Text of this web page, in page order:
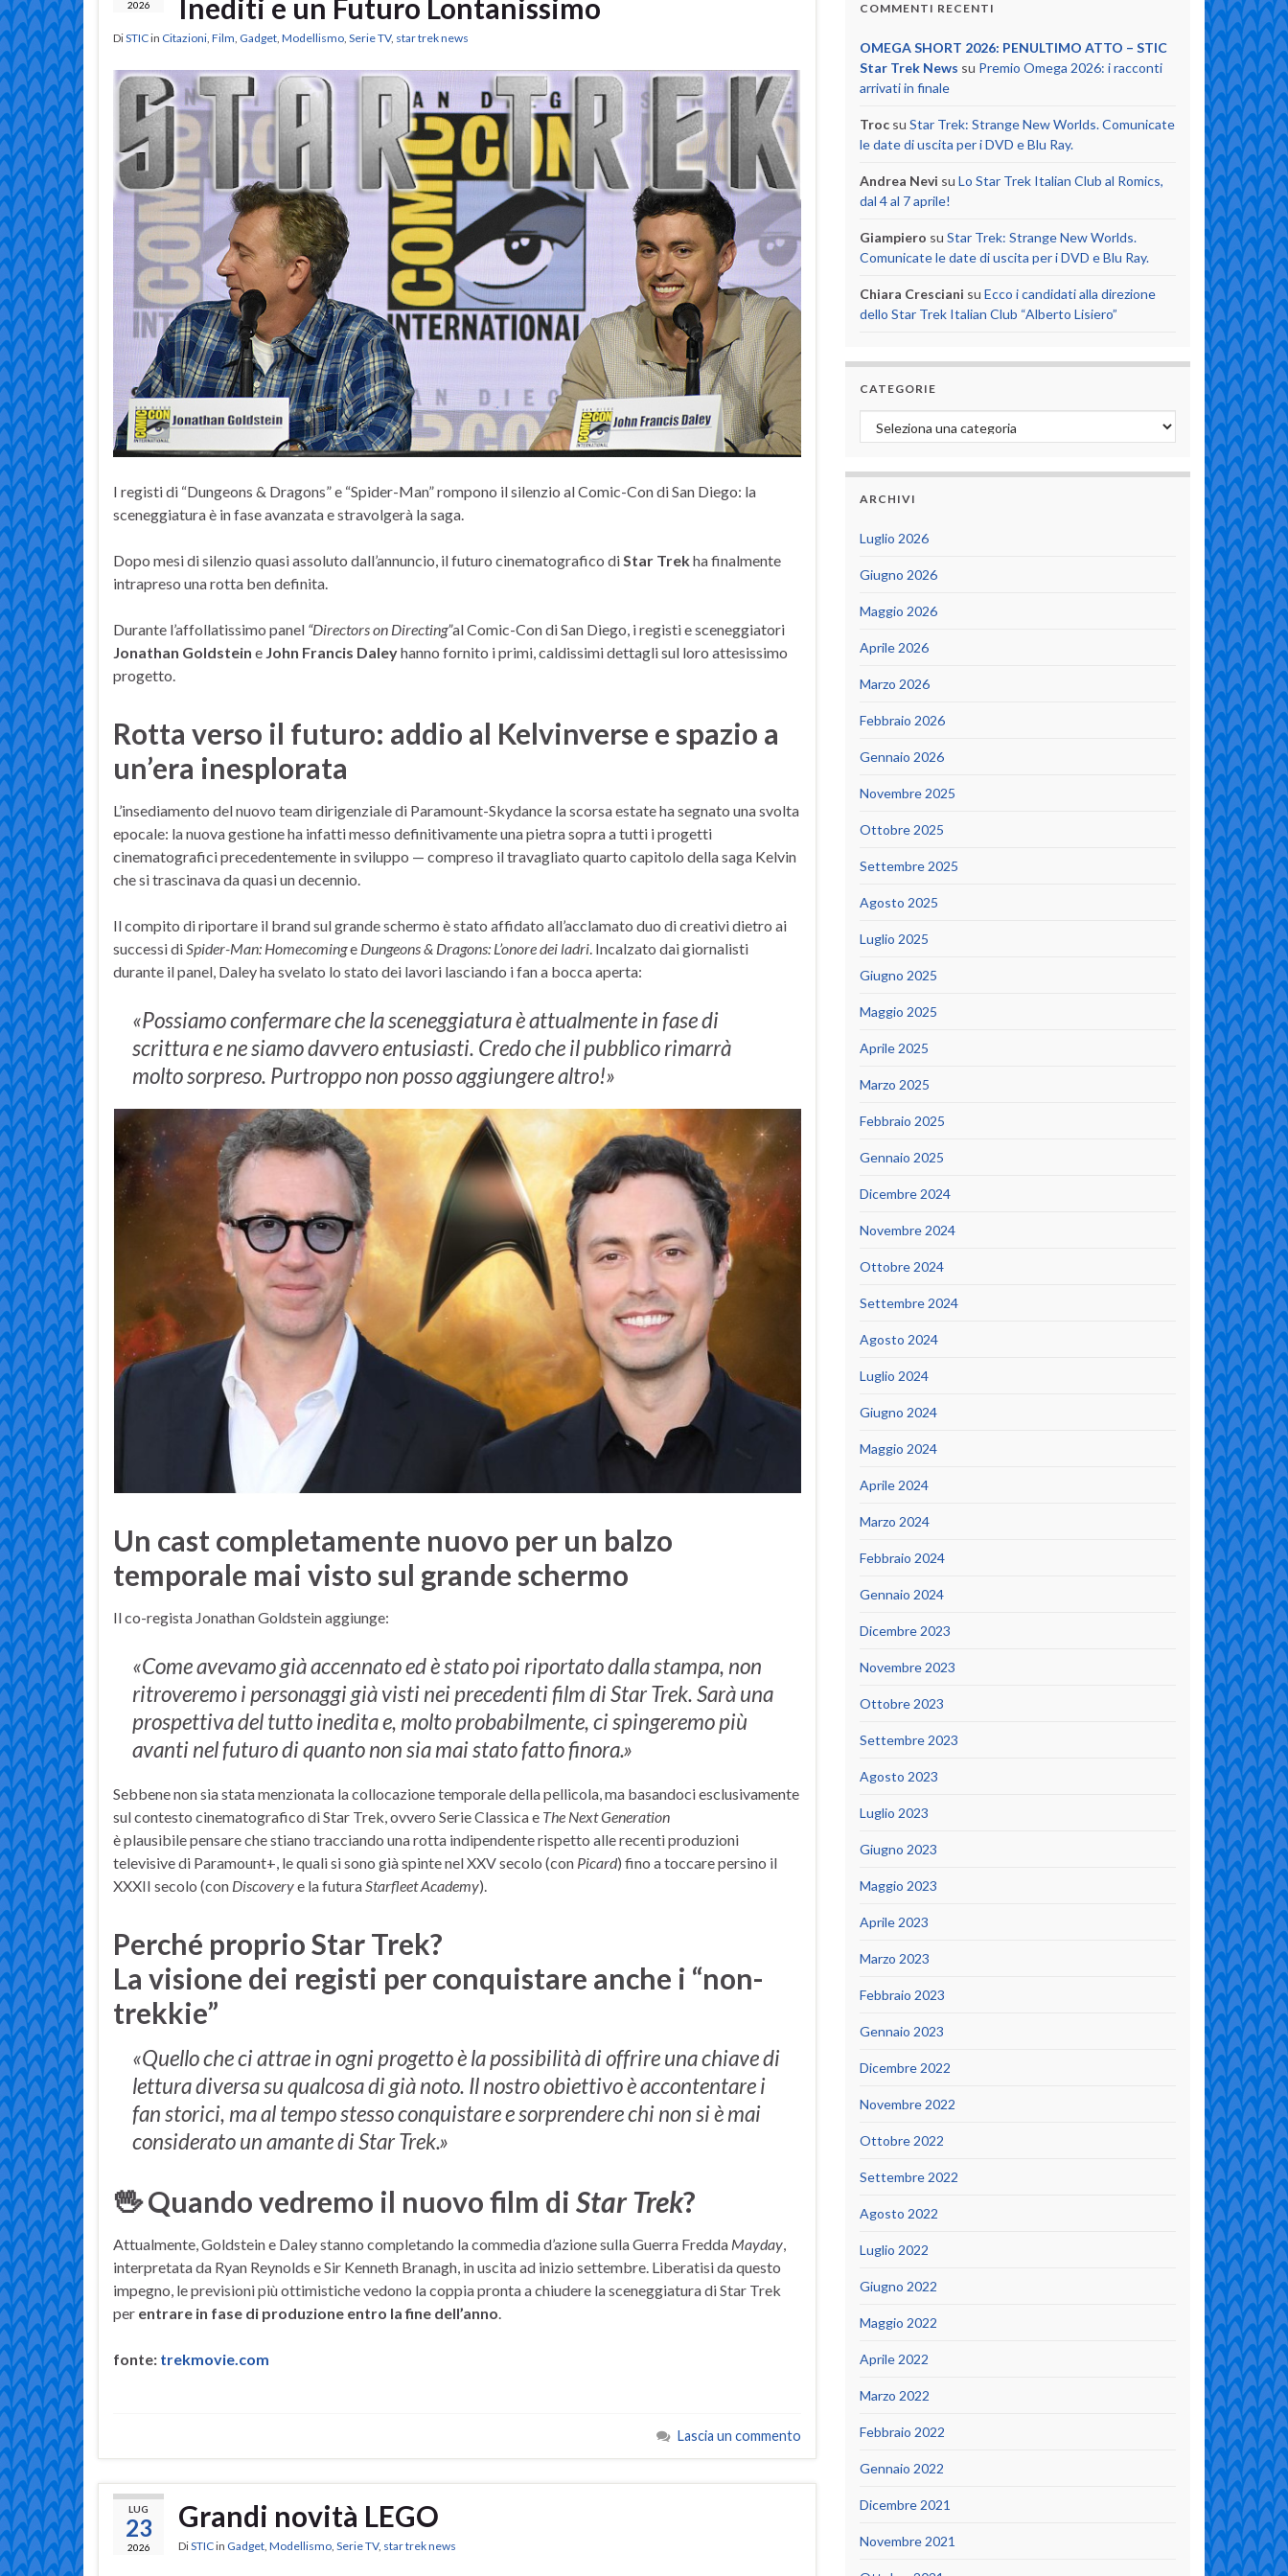
2026
Inediti e un Futuro Lontanissimo
DiSTICin Citazioni, Film, Gadget, Modellismo, Serie TV, star trek news
I registi di “Dungeons & Dragons” e “Spider-Man” rompono il silenzio al Comic-Con di San Diego: la
sceneggiatura è in fase avanzata e stravolgerà la saga.
Dopo mesi di silenzio quasi assoluto dall’annuncio, il futuro cinematografico diStar Trekha finalmente
intrapreso una rotta ben definita.
Durante l’affollatissimo panel “Directors on Directing”al Comic-Con di San Diego, i registi e sceneggiatori
Jonathan Goldstein e John Francis Daleyhanno fornito i primi, caldissimi dettagli sul loro attesissimo
progetto.
Rotta verso il futuro: addio al Kelvinverse e spazio a
un’era inesplorata
L’insediamento del nuovo team dirigenziale di Paramount-Skydance la scorsa estate ha segnato una svolta
epocale: la nuova gestione ha infatti messo definitivamente una pietra sopra a tutti i progetti
cinematografici precedentemente in sviluppo — compreso il travagliato quarto capitolo della saga Kelvin
che si trascinava da quasi un decennio.
Il compito di riportare il brand sul grande schermo è stato affidato all’acclamato duo di creativi dietro ai
successi diSpider-Man: Homecominge Dungeons & Dragons: L’onore dei ladri. Incalzato dai giornalisti
durante il panel, Daley ha svelato lo stato dei lavori lasciando i fan a bocca aperta:
«Possiamo confermare che la sceneggiatura è attualmente in fase di
scrittura e ne siamo davvero entusiasti. Credo che il pubblico rimarrà
molto sorpreso. Purtroppo non posso aggiungere altro!»
Un cast completamente nuovo per un balzo
temporale mai visto sul grande schermo
Il co-regista Jonathan Goldstein aggiunge:
«Come avevamo già accennato ed è stato poi riportato dalla stampa, non
ritroveremo i personaggi già visti nei precedenti film di Star Trek. Sarà una
prospettiva del tutto inedita e, molto probabilmente, ci spingeremo più
avanti nel futuro di quanto non sia mai stato fatto finora.»
Sebbene non sia stata menzionata la collocazione temporale della pellicola, ma basandoci esclusivamente
sul contesto cinematografico di Star Trek, ovvero Serie Classica e The Next Generation
è plausibile pensare che stiano tracciando una rotta indipendente rispetto alle recenti produzioni
televisive di Paramount+, le quali si sono già spinte nel XXV secolo (con Picard) fino a toccare persino il
XXXII secolo (con Discoverye la futura Starfleet Academy).
Perché proprio Star Trek?
La visione dei registi per conquistare anche i “non-
trekkie”
«Quello che ci attrae in ogni progetto è la possibilità di offrire una chiave di
lettura diversa su qualcosa di già noto. Il nostro obiettivo è accontentare i
fan storici, ma al tempo stesso conquistare e sorprendere chi non si è mai
considerato un amante di Star Trek.»
🖖 Quando vedremo il nuovo film di Star Trek?
Attualmente, Goldstein e Daley stanno completando la commedia d’azione sulla Guerra Fredda Mayday
interpretata da Ryan Reynolds e Sir Kenneth Branagh, in uscita ad inizio settembre. Liberatisi da questo
impegno, le previsioni più ottimistiche vedono la coppia pronta a chiudere la sceneggiatura di Star Trek
per entrare in fase di produzione entro la fine dell’anno
fonte: trekmovie.com
Lascia un commento
LUG
23
2026
Grandi novità LEGO
DiSTICin Gadget Modellismo Serie TV, star trek news
COMMENTI RECENTI
OMEGA SHORT 2026: PENULTIMO ATTO – STIC
Star Trek News su Premio Omega 2026: i racconti
arrivati in finale
Troc su Star Trek: Strange New Worlds. Comunicate
le date di uscita per i DVD e Blu Ray.
Andrea Nevi su Lo Star Trek Italian Club al Romics,
dal 4 al 7 aprile!
Giampiero su Star Trek: Strange New Worlds.
Comunicate le date di uscita per i DVD e Blu Ray.
Chiara Cresciani su Ecco i candidati alla direzione
dello Star Trek Italian Club “Alberto Lisiero”
CATEGORIE
Categorie
ARCHIVI
Luglio 2026
Giugno 2026
Maggio 2026
Aprile 2026
Marzo 2026
Febbraio 2026
Gennaio 2026
Novembre 2025
Ottobre 2025
Settembre 2025
Agosto 2025
Luglio 2025
Giugno 2025
Maggio 2025
Aprile 2025
Marzo 2025
Febbraio 2025
Gennaio 2025
Dicembre 2024
Novembre 2024
Ottobre 2024
Settembre 2024
Agosto 2024
Luglio 2024
Giugno 2024
Maggio 2024
Aprile 2024
Marzo 2024
Febbraio 2024
Gennaio 2024
Dicembre 2023
Novembre 2023
Ottobre 2023
Settembre 2023
Agosto 2023
Luglio 2023
Giugno 2023
Maggio 2023
Aprile 2023
Marzo 2023
Febbraio 2023
Gennaio 2023
Dicembre 2022
Novembre 2022
Ottobre 2022
Settembre 2022
Agosto 2022
Luglio 2022
Giugno 2022
Maggio 2022
Aprile 2022
Marzo 2022
Febbraio 2022
Gennaio 2022
Dicembre 2021
Novembre 2021